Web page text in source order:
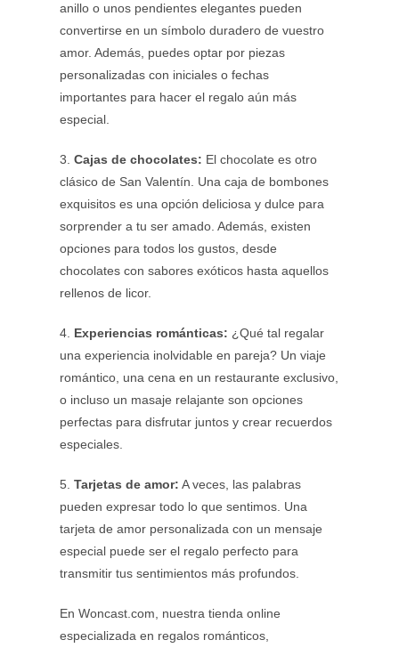
anillo o unos pendientes elegantes pueden
convertirse en un símbolo duradero de vuestro
amor. Además, puedes optar por piezas
personalizadas con iniciales o fechas
importantes para hacer el regalo aún más
especial.
3.Cajas de chocolates: El chocolate es otro
clásico de San Valentín. Una caja de bombones
exquisitos es una opción deliciosa y dulce para
sorprender a tu ser amado. Además, existen
opciones para todos los gustos, desde
chocolates con sabores exóticos hasta aquellos
rellenos de licor.
4. Experiencias románticas: ¿Qué tal regalar
una experiencia inolvidable en pareja? Un viaje
romántico, una cena en un restaurante exclusivo,
o incluso un masaje relajante son opciones
perfectas para disfrutar juntos y crear recuerdos
especiales.
5.Tarjetas de amor: A veces, las palabras
pueden expresar todo lo que sentimos. Una
tarjeta de amor personalizada con un mensaje
especial puede ser el regalo perfecto para
transmitir tus sentimientos más profundos.
En Woncast.com, nuestra tienda online
especializada en regalos románticos,